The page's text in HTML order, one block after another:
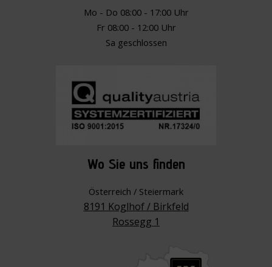
Mo - Do 08:00 - 17:00 Uhr
Fr 08:00 - 12:00 Uhr
Sa geschlossen
Wo Sie uns finden
Österreich / Steiermark
8191 Koglhof / Birkfeld
Rossegg 1
Wien